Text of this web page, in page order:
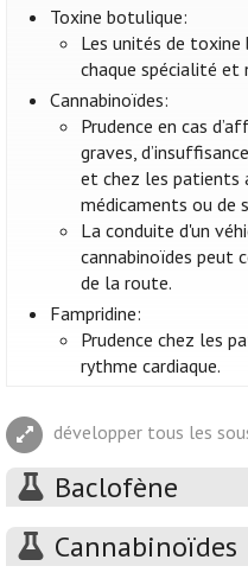
Toxine botulique:
Les unités de
chaque spécialité et
Cannabinoïdes:
Prudence en cas
graves,
et chez les patients
médicaments ou de
La conduite d'un
cannabinoïdes peut
de la route.
Fampridine:
Prudence chez les
rythme cardiaque.
développer tous les
Baclofène
Cannabinoïdes